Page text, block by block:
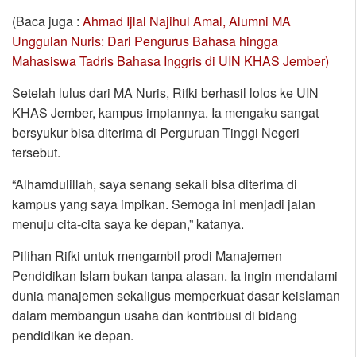
(Baca juga : Ahmad Ijlal Najihul Amal, Alumni MA
Unggulan Nuris: Dari Pengurus Bahasa hingga
Mahasiswa Tadris Bahasa Inggris di UIN KHAS Jember)
Setelah lulus dari MA Nuris, Rifki berhasil lolos ke UIN
KHAS Jember, kampus impiannya. Ia mengaku sangat
bersyukur bisa diterima di Perguruan Tinggi Negeri
tersebut.
“Alhamdulillah, saya senang sekali bisa diterima di
kampus yang saya impikan. Semoga ini menjadi jalan
menuju cita-cita saya ke depan,” katanya.
Pilihan Rifki untuk mengambil prodi Manajemen
Pendidikan Islam bukan tanpa alasan. Ia ingin mendalami
dunia manajemen sekaligus memperkuat dasar keislaman
dalam membangun usaha dan kontribusi di bidang
pendidikan ke depan.